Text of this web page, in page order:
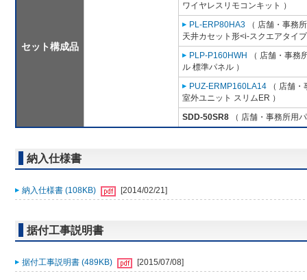
セット構成品
ワイヤレスリモコンキット ）
PL-ERP80HA3 （ 店舗・事務
天井カセット形<i-スクエアタイ
PLP-P160HWH
（ 店舗・事務
ル 標準パネル ）
PUZ-ERMP160LA14 （ 店舗
室外ユニット スリムER ）
SDD-50SR8 （ 店舗・事務所用
納入仕様書
納入仕様書 (108KB) [2014/02/21]
据付工事説明書
据付工事説明書 (489KB) [2015/07/08]